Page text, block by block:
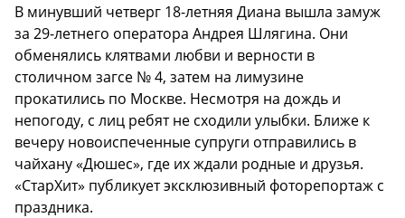
В минувший четверг 18-летняя Диана вышла замуж
за 29-летнего оператора Андрея Шлягина. Они
обменялись клятвами любви и верности в
столичном загсе № 4, затем на лимузине
прокатились по Москве. Несмотря на дождь и
непогоду, с лиц ребят не сходили улыбки. Ближе к
вечеру новоиспеченные супруги отправились в
чайхану «Дюшес», где их ждали родные и друзья.
«СтарХит» публикует эксклюзивный фоторепортаж с
праздника.